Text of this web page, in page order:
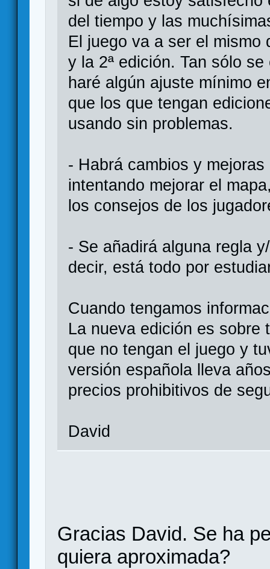
del tiempo y las
El juego va a ser el mismo
y la 2ª edición. Tan sólo
haré algún ajuste mínimo
que los que tengan
usando sin problemas.
- Habrá cambios y
intentando mejorar el
los consejos de los
- Se añadirá alguna regla
decir, está todo por
Cuando tengamos
La nueva edición es sobre
que no tengan el juego y
versión española lleva
precios prohibitivos de
David
Gracias David. Se ha
quiera aproximada?